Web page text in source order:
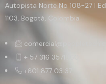
Autopista Norte No 108-27 |
1103. Bogotá, Colombia
+ 57 316 3571860
+601 877 03 37